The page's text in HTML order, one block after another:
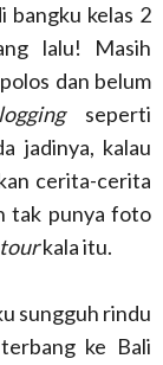
bangku kelas 2
lalu! Masih
dan belum
seperti
jadinya, kalau
cerita-cerita
tak punya foto
kala itu.
sungguh rindu
ke Bali